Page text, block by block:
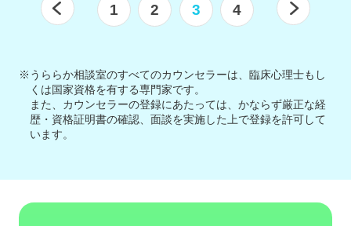
1 2 3 4
※うららか相談室のすべてのカウンセラーは、臨床心理士もし
くは国家資格を有する専門家です。
また、カウンセラーの登録にあたっては、かならず厳正な経
歴・資格証明書の確認、面談を実施した上で登録を許可して
います。